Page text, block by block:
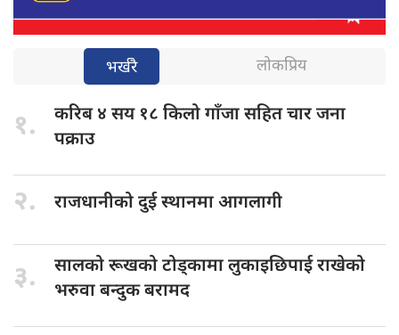
भर्खरै लोकप्रिय
१. करिब ४ सय १८ किलो गाँजा सहित चार जना
पक्राउ
२. राजधानीको दुईस्थानमा आगलागी
३. सालको रूखकोटोड्कामा लुकाइछिपाई राखेको
भरुवा बन्दुक बरामद